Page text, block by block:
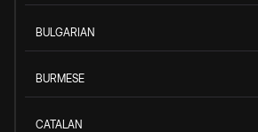
BULGARIAN
BURMESE
CATALAN